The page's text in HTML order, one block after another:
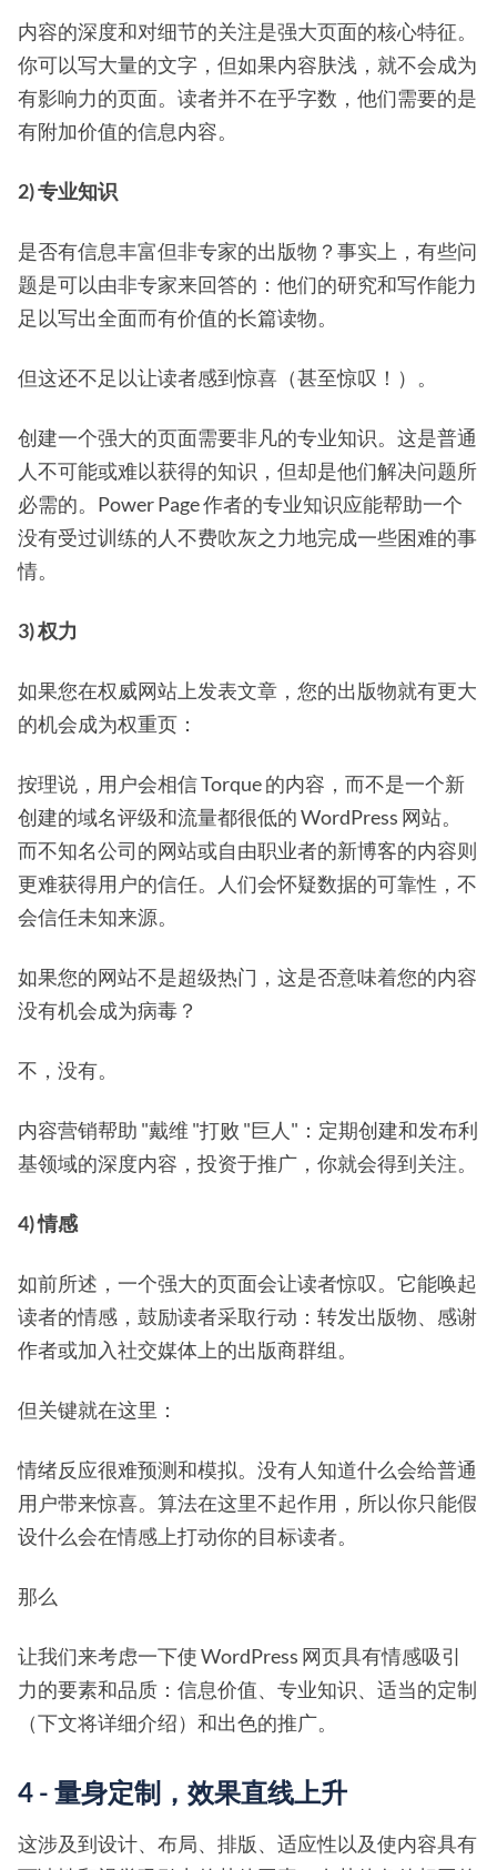
内容的深度和对细节的关注是强大页面的核心特征。
你可以写大量的文字，但如果内容肤浅，就不会成为
有影响力的页面。读者并不在乎字数，他们需要的是
有附加价值的信息内容。
2) 专业知识
是否有信息丰富但非专家的出版物？事实上，有些问
题是可以由非专家来回答的：他们的研究和写作能力
足以写出全面而有价值的长篇读物。
但这还不足以让读者感到惊喜（甚至惊叹！）。
创建一个强大的页面需要非凡的专业知识。这是普通
人不可能或难以获得的知识，但却是他们解决问题所
必需的。Power Page 作者的专业知识应能帮助一个
没有受过训练的人不费吹灰之力地完成一些困难的事
情。
3) 权力
如果您在权威网站上发表文章，您的出版物就有更大
的机会成为权重页：
按理说，用户会相信 Torque 的内容，而不是一个新
创建的域名评级和流量都很低的 WordPress 网站。
而不知名公司的网站或自由职业者的新博客的内容则
更难获得用户的信任。人们会怀疑数据的可靠性，不
会信任未知来源。
如果您的网站不是超级热门，这是否意味着您的内容
没有机会成为病毒？
不，没有。
内容营销帮助 "戴维 "打败 "巨人"：定期创建和发布利
基领域的深度内容，投资于推广，你就会得到关注。
4) 情感
如前所述，一个强大的页面会让读者惊叹。它能唤起
读者的情感，鼓励读者采取行动：转发出版物、感谢
作者或加入社交媒体上的出版商群组。
但关键就在这里：
情绪反应很难预测和模拟。没有人知道什么会给普通
用户带来惊喜。算法在这里不起作用，所以你只能假
设什么会在情感上打动你的目标读者。
那么
让我们来考虑一下使 WordPress 网页具有情感吸引
力的要素和品质：信息价值、专业知识、适当的定制
（下文将详细介绍）和出色的推广。
4 - 量身定制，效果直线上升
这涉及到设计、布局、排版、适应性以及使内容具有